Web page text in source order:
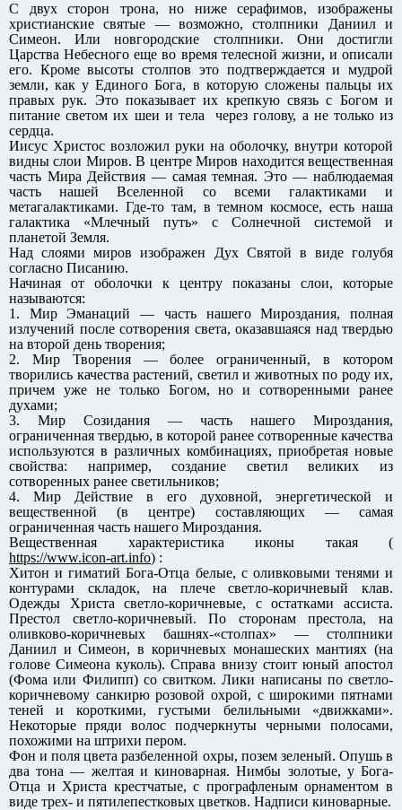
С двух сторон трона, но ниже серафимов, изображены
христианские святые — возможно, столпники Даниил и
Симеон. Или новгородские столпники. Они достигли
Царства Небесного еще во время телесной жизни, и описали
его. Кроме высоты столпов это подтверждается и мудрой
земли, как у Единого Бога, в которую сложены пальцы их
правых рук. Это показывает их крепкую связь с Богом и
питание светом их шеи и тела через голову, а не только из
сердца.
Иисус Христос возложил руки на оболочку, внутри которой
видны слои Миров. В центре Миров находится вещественная
часть Мира Действия — самая темная. Это — наблюдаемая
часть нашей Вселенной со всеми галактиками и
метагалактиками. Где-то там, в темном космосе, есть наша
галактика «Млечный путь» с Солнечной системой и
планетой Земля.
Над слоями миров изображен Дух Святой в виде голубя
согласно Писанию.
Начиная от оболочки к центру показаны слои, которые
называются:
1. Мир Эманаций — часть нашего Мироздания, полная
излучений после сотворения света, оказавшаяся над твердью
на второй день творения;
2. Мир Творения — более ограниченный, в котором
творились качества растений, светил и животных по роду их,
причем уже не только Богом, но и сотворенными ранее
духами;
3. Мир Созидания — часть нашего Мироздания,
ограниченная твердью, в которой ранее сотворенные качества
используются в различных комбинациях, приобретая новые
свойства: например, создание светил великих из
сотворенных ранее светильников;
4. Мир Действие в его духовной, энергетической и
вещественной (в центре) составляющих — самая
ограниченная часть нашего Мироздания.
Вещественная характеристика иконы такая (
https://www.icon-art.info) :
Хитон и гиматий Бога-Отца белые, с оливковыми тенями и
контурами складок, на плече светло-коричневый клав.
Одежды Христа светло-коричневые, с остатками ассиста.
Престол светло-коричневый. По сторонам престола, на
оливково-коричневых башнях-«столпах» — столпники
Даниил и Симеон, в коричневых монашеских мантиях (на
голове Симеона куколь). Справа внизу стоит юный апостол
(Фома или Филипп) со свитком. Лики написаны по светло-
коричневому санкирю розовой охрой, с широкими пятнами
теней и короткими, густыми белильными «движками».
Некоторые пряди волос подчеркнуты черными полосами,
похожими на штрихи пером.
Фон и поля цвета разбеленной охры, позем зеленый. Опушь в
два тона — желтая и киноварная. Нимбы золотые, у Бога-
Отца и Христа крестчатые, с прографленым орнаментом в
виде трех- и пятилепестковых цветков. Надписи киноварные.